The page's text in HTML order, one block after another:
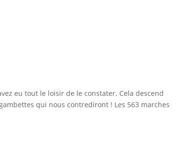
eu tout le loisir de le constater. Cela descend
qui nous contrediront ! Les 563 marches